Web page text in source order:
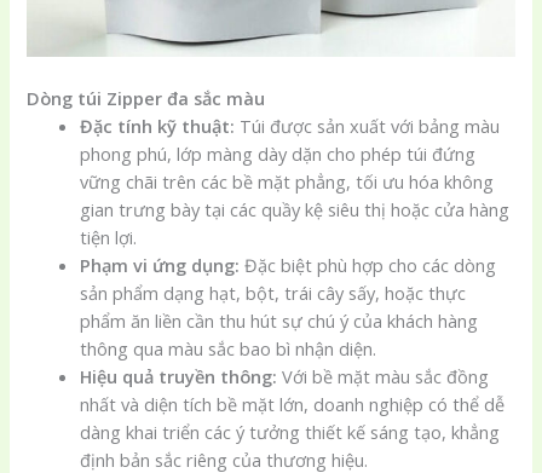
Dòng túi Zipper đa sắc màu
Đặc tính kỹ thuật: Túi được sản xuất với bảng màu
phong phú, lớp màng dày dặn cho phép túi đứng
vững chãi trên các bề mặt phẳng, tối ưu hóa không
gian trưng bày tại các quầy kệ siêu thị hoặc cửa hàng
tiện lợi.
Phạm vi ứng dụng: Đặc biệt phù hợp cho các dòng
sản phẩm dạng hạt, bột, trái cây sấy, hoặc thực
phẩm ăn liền cần thu hút sự chú ý của khách hàng
thông qua màu sắc bao bì nhận diện.
Hiệu quả truyền thông: Với bề mặt màu sắc đồng
nhất và diện tích bề mặt lớn, doanh nghiệp có thể dễ
dàng khai triển các ý tưởng thiết kế sáng tạo, khẳng
định bản sắc riêng của thương hiệu.